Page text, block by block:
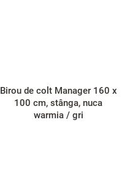
Birou de colt Manager 160 x
100 cm, stânga, nuca
warmia / gri